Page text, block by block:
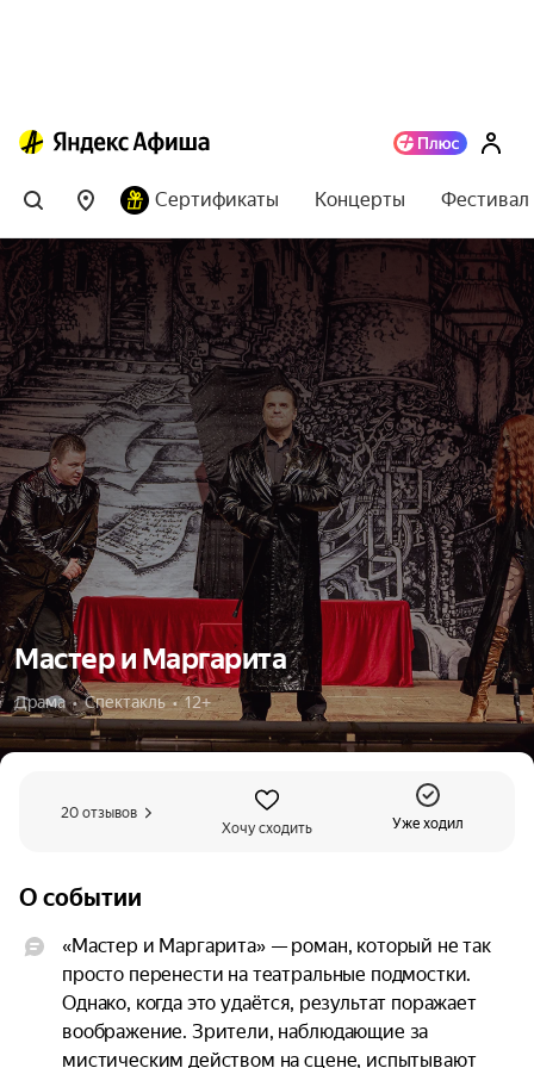
Сертификаты Концерты
Мастер и Маргарита
Драма  •  Спектакль  •  12+
20 отзывов
Хочу сходить
Уже ходил
О событии
«Мастер и Маргарита» — роман, который не так
просто перенести на театральные подмостки.
Однако, когда это удаётся, результат поражает
воображение. Зрители, наблюдающие за
мистическим действом на сцене, испытывают